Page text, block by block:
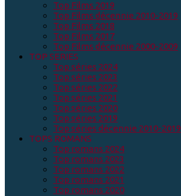
Top Films 2019
Top Films décennie 2010-2019
Top Films 2018
Top Films 2017
Top Films décennie 2000-2009
TOP SERIES
Top séries 2024
Top séries 2023
Top séries 2022
Top séries 2021
Top séries 2020
Top séries 2019
Top séries décennie 2010-2019
TOPS ROMANS
Top romans 2024
Top romans 2023
Top romans 2022
Top romans 2021
Top romans 2020